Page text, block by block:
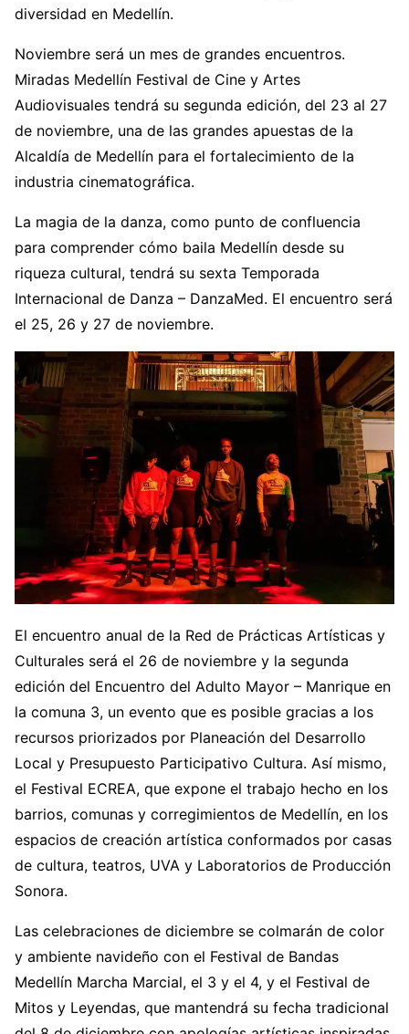
diversidad en Medellín.
Noviembre será un mes de grandes encuentros.
Miradas Medellín Festival de Cine y Artes
Audiovisuales tendrá su segunda edición, del 23 al 27
de noviembre, una de las grandes apuestas de la
Alcaldía de Medellín para el fortalecimiento de la
industria cinematográfica.
La magia de la danza, como punto de confluencia
para comprender cómo baila Medellín desde su
riqueza cultural, tendrá su sexta Temporada
Internacional de Danza – DanzaMed. El encuentro será
el 25, 26 y 27 de noviembre.
El encuentro anual de la Red de Prácticas Artísticas y
Culturales será el 26 de noviembre y la segunda
edición del Encuentro del Adulto Mayor – Manrique en
la comuna 3, un evento que es posible gracias a los
recursos priorizados por Planeación del Desarrollo
Local y Presupuesto Participativo Cultura. Así mismo,
el Festival ECREA, que expone el trabajo hecho en los
barrios, comunas y corregimientos de Medellín, en los
espacios de creación artística conformados por casas
de cultura, teatros, UVA y Laboratorios de Producción
Sonora.
Las celebraciones de diciembre se colmarán de color
y ambiente navideño con el Festival de Bandas
Medellín Marcha Marcial, el 3 y el 4, y el Festival de
Mitos y Leyendas, que mantendrá su fecha tradicional